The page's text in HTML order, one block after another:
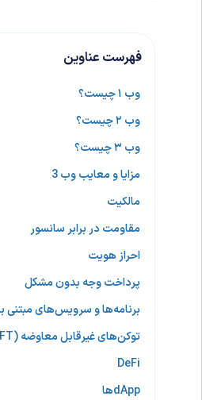
فهرست عناوین
وب ۱ چیست؟
وب ۲ چیست؟
وب ۳ چیست؟
مزایا و معایب وب 3
مالکیت
مقاومت در برابر سانسور
احراز هویت
پرداخت وجه بدون مشکل
برنامه‌ها و سرویس‌های مبتنی
توکن‌های غیرقابل معاوضه (NFT)
DeFi
dAppها